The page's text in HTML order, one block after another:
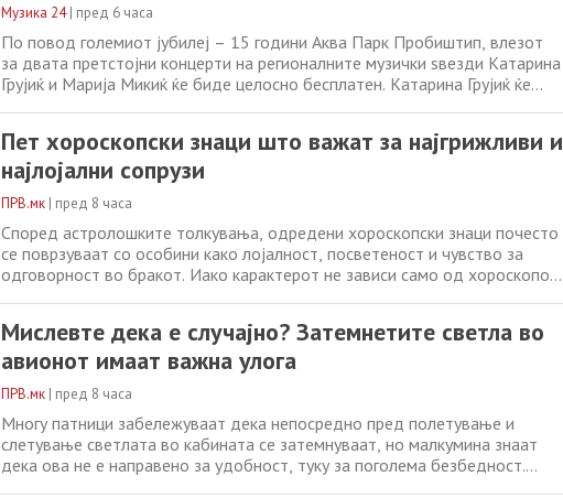
Музика 24 | пред 6 часа
По повод големиот јубилеј – 15 години Аква Парк Пробиштип, влезот
за двата претстојни концерти на регионалните музички ѕвезди Катарина
Грујиќ и Марија Микиќ ќе биде целосно бесплатен. Катарина Грујиќ ќе
Аква Парк
Пет хороскопски знаци што важат за најгрижливи и
најлојални сопрузи
ПРВ.мк | пред 8 часа
Според астролошките толкувања, одредени хороскопски знаци почесто
се поврзуваат со особини како лојалност, посветеност и чувство за
одговорност во бракот. Иако карактерот не зависи само од хороскопот,
стабилноста. Кога ќе
Мислевте дека е случајно? Затемнетите светла во
авионот имаат важна улога
ПРВ.мк | пред 8 часа
Многу патници забележуваат дека непосредно пред полетување и
слетување светлата во кабината се затемнуваат, но малкумина знаат
дека ова не е направено за удобност, туку за поголема безбедност.